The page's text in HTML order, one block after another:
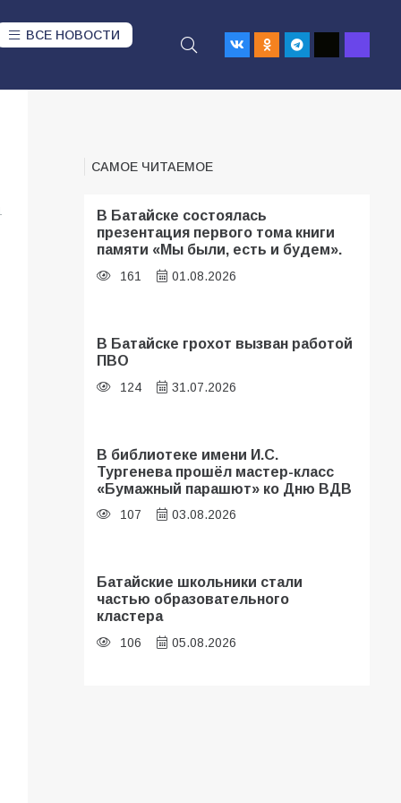
ВСЕ НОВОСТИ
САМОЕ ЧИТАЕМОЕ
В Батайске состоялась
презентация первого тома книги
памяти «Мы были, есть и будем».
161 01.08.2026
В Батайске грохот вызван работой
ПВО
124 31.07.2026
В библиотеке имени И.С.
Тургенева прошёл мастер-класс
«Бумажный парашют» ко Дню ВДВ
107 03.08.2026
Батайские школьники стали
частью образовательного
кластера
106 05.08.2026